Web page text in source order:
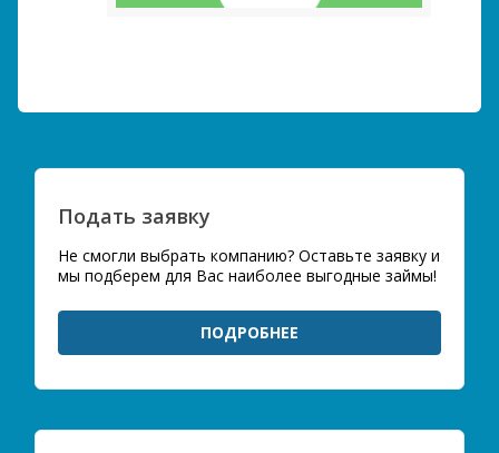
Подать заявку
Не смогли выбрать компанию? Оставьте заявку и
мы подберем для Вас наиболее выгодные займы!
ПОДРОБНЕЕ